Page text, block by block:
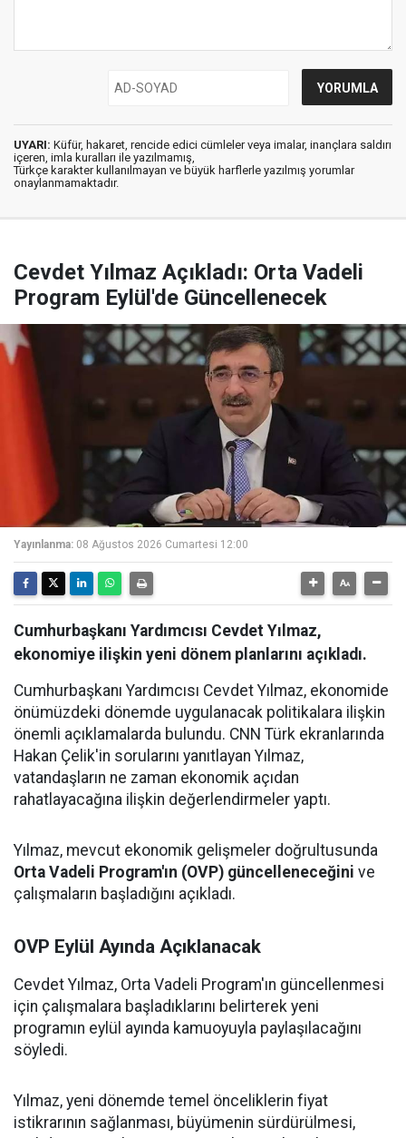
UYARI: Küfür, hakaret, rencide edici cümleler veya imalar, inançlara saldırı
içeren, imla kuralları ile yazılmamış,
Türkçe karakter kullanılmayan ve büyük harflerle yazılmış yorumlar
onaylanmamaktadır.
Cevdet Yılmaz Açıkladı: Orta Vadeli
Program Eylül'de Güncellenecek
Yayınlanma: 08 Ağustos 2026 Cumartesi 12:00
Cumhurbaşkanı Yardımcısı Cevdet Yılmaz,
ekonomiye ilişkin yeni dönem planlarını açıkladı.
Cumhurbaşkanı Yardımcısı Cevdet Yılmaz, ekonomide
önümüzdeki dönemde uygulanacak politikalara ilişkin
önemli açıklamalarda bulundu. CNN Türk ekranlarında
Hakan Çelik'in sorularını yanıtlayan Yılmaz,
vatandaşların ne zaman ekonomik açıdan
rahatlayacağına ilişkin değerlendirmeler yaptı.
Yılmaz, mevcut ekonomik gelişmeler doğrultusunda
Orta Vadeli Program'ın (OVP) güncelleneceğini ve
çalışmaların başladığını açıkladı.
OVP Eylül Ayında Açıklanacak
Cevdet Yılmaz, Orta Vadeli Program'ın güncellenmesi
için çalışmalara başladıklarını belirterek yeni
programın eylül ayında kamuoyuyla paylaşılacağını
söyledi.
Yılmaz, yeni dönemde temel önceliklerin fiyat
istikrarının sağlanması, büyümenin sürdürülmesi,